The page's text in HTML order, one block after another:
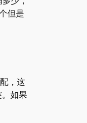
但是
，这
如果